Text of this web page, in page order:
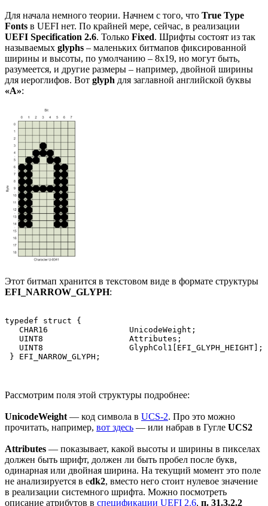
Для начала немного теории. Начнем с того, что True Type
Fonts в UEFI нет. По крайней мере, сейчас, в реализации
UEFI Specification 2.6. Только Fixed. Шрифты состоят из так
называемых glyphs – маленьких битмапов фиксированной
ширины и высоты, по умолчанию – 8x19, но могут быть,
разумеется, и другие размеры – например, двойной ширины
для иероглифов. Вот glyph для заглавной английской буквы
«A»:
Этот битмап хранится в текстовом виде в формате структуры
EFI_NARROW_GLYPH:
typedef struct {
   CHAR16                 UnicodeWeight;
   UINT8                  Attributes;
   UINT8                  GlyphCol1[EFI_GLYPH_HEIGHT];
} EFI_NARROW_GLYPH;
Рассмотрим поля этой структуры подробнее:
UnicodeWeight — код символа в UCS-2. Про это можно
прочитать, например, вот здесь — или набрав в Гугле UCS2
Attributes — показывает, какой высоты и ширины в пикселах
должен быть шрифт, должен ли быть пробел после букв,
одинарная или двойная ширина. На текущий момент это поле
не анализируется в edk2, вместо него стоит нулевое значение
в реализации системного шрифта. Можно посмотреть
описание атрибутов в спецификации UEFI 2.6, п. 31.3.2.2